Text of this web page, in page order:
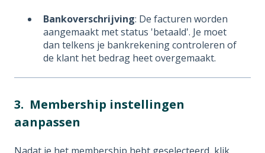
Bankoverschrijving: De facturen worden
aangemaakt met status 'betaald'. Je moet
dan telkens je bankrekening controleren of
de klant het bedrag heet overgemaakt.
3. Membership instellingen
aanpassen